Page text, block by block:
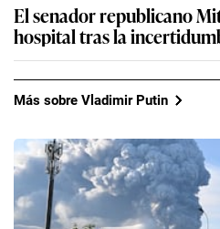
El senador republicano
hospital tras la
Más sobre Vladimir Putin